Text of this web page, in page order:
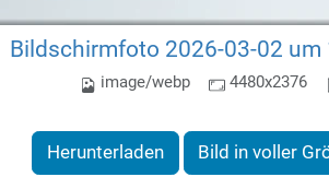
Bildschirmfoto 2026-03-02
image/webp 4480x2376
Herunterladen Bild in voller